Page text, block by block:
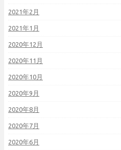
2021年2月
2021年1月
2020年12月
2020年11月
2020年10月
2020年9月
2020年8月
2020年7月
2020年6月